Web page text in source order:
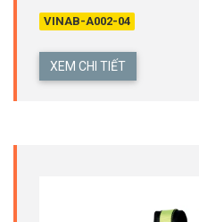
VINAB-A002-04
XEM CHI TIẾT